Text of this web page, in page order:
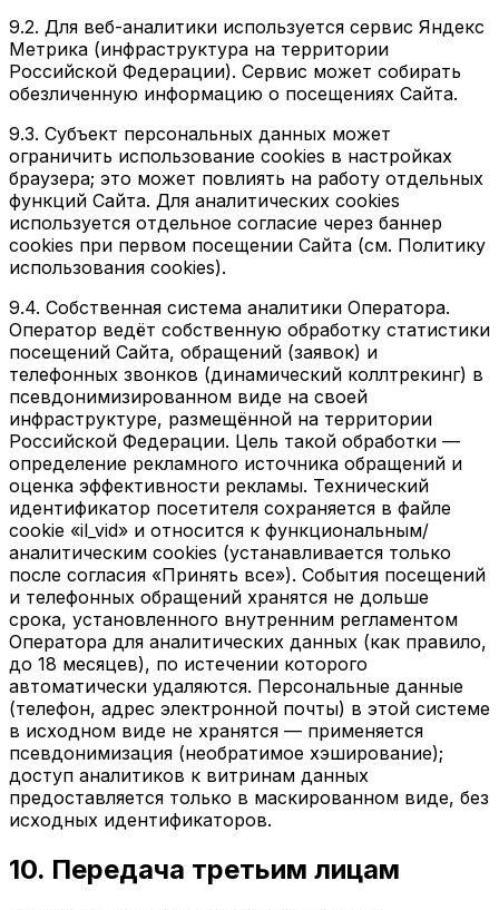
9.2. Для веб-аналитики используется сервис Яндекс
Метрика (инфраструктура на территории
Российской Федерации). Сервис может собирать
обезличенную информацию о посещениях Сайта.
9.3. Субъект персональных данных может
ограничить использование cookies в настройках
браузера; это может повлиять на работу отдельных
функций Сайта. Для аналитических cookies
используется отдельное согласие через баннер
cookies при первом посещении Сайта (см. Политику
использования cookies).
9.4. Собственная система аналитики Оператора.
Оператор ведёт собственную обработку статистики
посещений Сайта, обращений (заявок) и
телефонных звонков (динамический коллтрекинг) в
псевдонимизированном виде на своей
инфраструктуре, размещённой на территории
Российской Федерации. Цель такой обработки —
определение рекламного источника обращений и
оценка эффективности рекламы. Технический
идентификатор посетителя сохраняется в файле
cookie «il_vid» и относится к функциональным/
аналитическим cookies (устанавливается только
после согласия «Принять все»). События посещений
и телефонных обращений хранятся не дольше
срока, установленного внутренним регламентом
Оператора для аналитических данных (как правило,
до 18 месяцев), по истечении которого
автоматически удаляются. Персональные данные
(телефон, адрес электронной почты) в этой системе
в исходном виде не хранятся — применяется
псевдонимизация (необратимое хэширование);
доступ аналитиков к витринам данных
предоставляется только в маскированном виде, без
исходных идентификаторов.
10. Передача третьим лицам